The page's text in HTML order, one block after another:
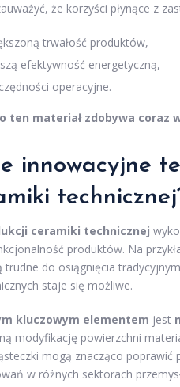
że korzyści płynące z
trwałość produktów,
efektywność energetyczną,
operacyjne.
ten materiał zdobywa coraz
innowacyjne
ceramiki technicznej
produktów. Na
trudne do osiągnięcia
staje się możliwe.
kluczowym elementem jest
modyfikację powierzchni
mogą znacząco
w różnych sektorach